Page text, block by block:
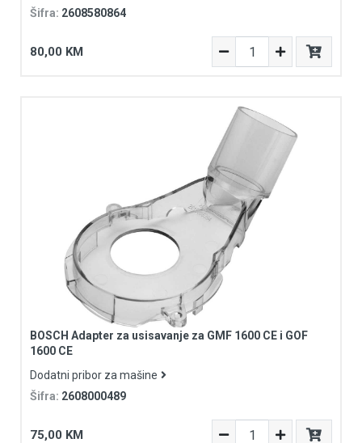
Šifra: 2608580864
80,00 KM
BOSCH Adapter za usisavanje za GMF 1600 CE i GOF
1600 CE
Dodatni pribor za mašine
Šifra: 2608000489
75,00 KM